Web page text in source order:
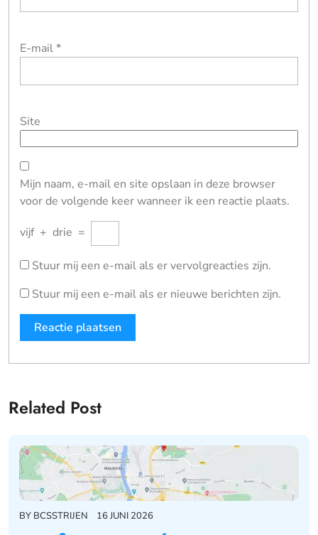
E-mail*
Site
Mijn naam, e-mail en site opslaan in deze browser
voor de volgende keer wanneer ik een reactie plaats.
vijf + drie =
Stuur mij een e-mail als er vervolgreacties zijn.
Stuur mij een e-mail als er nieuwe berichten zijn.
Related Post
BY BCSSTRIJEN 16 JUNI 2026